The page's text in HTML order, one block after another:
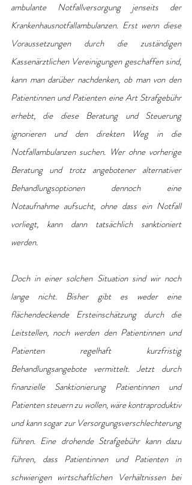
ambulante Notfallversorgung jenseits der
Krankenhausnotfallambulanzen. Erst wenn diese
Voraussetzungen durch die zuständigen
Kassenärztlichen Vereinigungen geschaffen sind,
kann man darüber nachdenken, ob man von den
Patientinnen und Patienten eine Art Strafgebühr
erhebt, die diese Beratung und Steuerung
ignorieren und den direkten Weg in die
Notfallambulanzen suchen. Wer ohne vorherige
Beratung und trotz angebotener alternativer
Behandlungsoptionen dennoch eine
Notaufnahme aufsucht, ohne dass ein Notfall
vorliegt, kann dann tatsächlich sanktioniert
werden.
Doch in einer solchen Situation sind wir noch
lange nicht. Bisher gibt es weder eine
flächendeckende Ersteinschätzung durch die
Leitstellen, noch werden den Patientinnen und
Patienten regelhaft kurzfristig
Behandlungsangebote vermittelt. Jetzt durch
finanzielle Sanktionierung Patientinnen und
Patienten steuern zu wollen, wäre kontraproduktiv
und kann sogar zur Versorgungsverschlechterung
führen. Eine drohende Strafgebühr kann dazu
führen, dass Patientinnen und Patienten in
schwierigen wirtschaftlichen Verhältnissen bei